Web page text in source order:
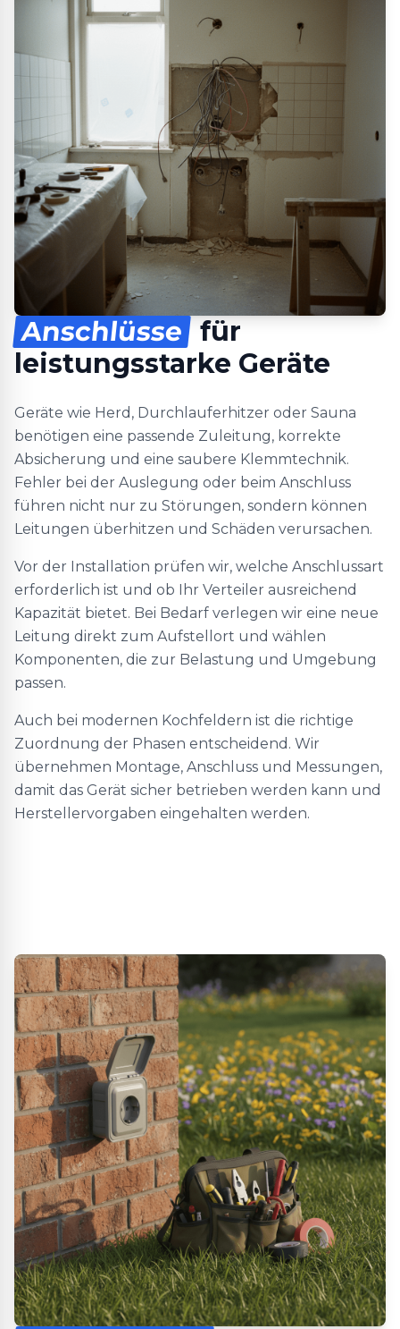
Anschlüsse für
leistungsstarke Geräte
Geräte wie Herd, Durchlauferhitzer oder Sauna
benötigen eine passende Zuleitung, korrekte
Absicherung und eine saubere Klemmtechnik.
Fehler bei der Auslegung oder beim Anschluss
führen nicht nur zu Störungen, sondern können
Leitungen überhitzen und Schäden verursachen.
Vor der Installation prüfen wir, welche Anschlussart
erforderlich ist und ob Ihr Verteiler ausreichend
Kapazität bietet. Bei Bedarf verlegen wir eine neue
Leitung direkt zum Aufstellort und wählen
Komponenten, die zur Belastung und Umgebung
passen.
Auch bei modernen Kochfeldern ist die richtige
Zuordnung der Phasen entscheidend. Wir
übernehmen Montage, Anschluss und Messungen,
damit das Gerät sicher betrieben werden kann und
Herstellervorgaben eingehalten werden.